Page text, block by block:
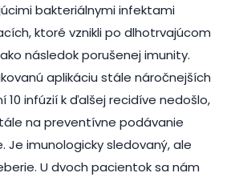
bakteriálnymi infektami
ktoré vznikli po dlhotrvajúcom
následok porušenej imunity.
aplikáciu stále náročnejších
10 infúzií k ďalšej recidíve nedošlo,
na preventívne podávanie
Je imunologicky sledovaný, ale
U dvoch pacientok sa nám